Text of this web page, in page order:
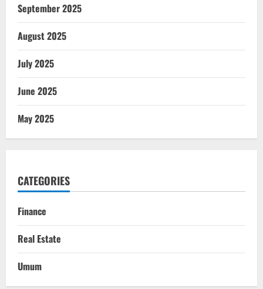
September 2025
August 2025
July 2025
June 2025
May 2025
CATEGORIES
Finance
Real Estate
Umum